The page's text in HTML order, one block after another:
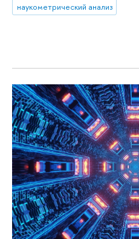
наукометрический анализ